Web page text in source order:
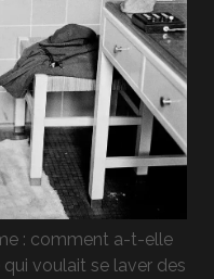
: comment a-t-elle
voulait se laver des